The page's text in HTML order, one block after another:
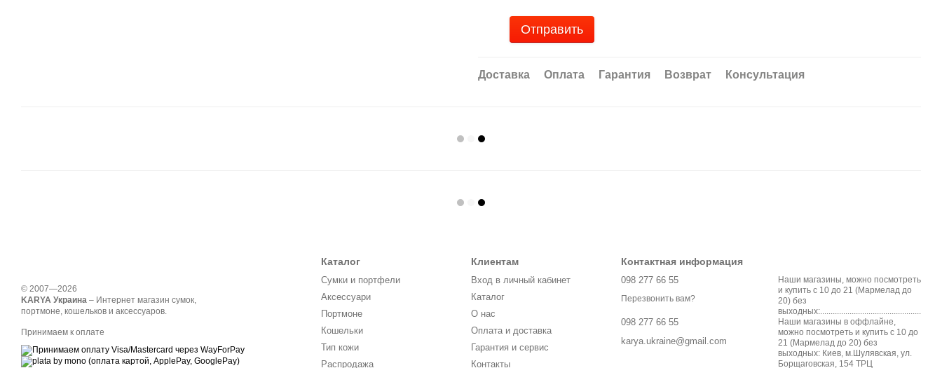
Отправить
Доставка Оплата Гарантия Возврат Консультация
© 2007—2026
KARYA Украина – Интернет магазин сумок,
портмоне, кошельков и аксессуаров.
Принимаем к оплате
Каталог
Сумки и портфели
Аксессуари
Портмоне
Кошельки
Тип кожи
Распродажа
Клиентам
Вход в личный кабинет
Каталог
О нас
Оплата и доставка
Гарантия и сервис
Контакты
Контактная информация
098 277 66 55
Перезвонить вам?
098 277 66 55
karya.ukraine@gmail.com
Наши магазины, можно посмотреть
и купить с 10 до 21 (Мармелад до
20) без
выходных:................................................
Наши магазины в оффлайне,
можно посмотреть и купить с 10 до
21 (Мармелад до 20) без
выходных: Киев, м.Шулявская, ул.
Борщаговская, 154 ТРЦ